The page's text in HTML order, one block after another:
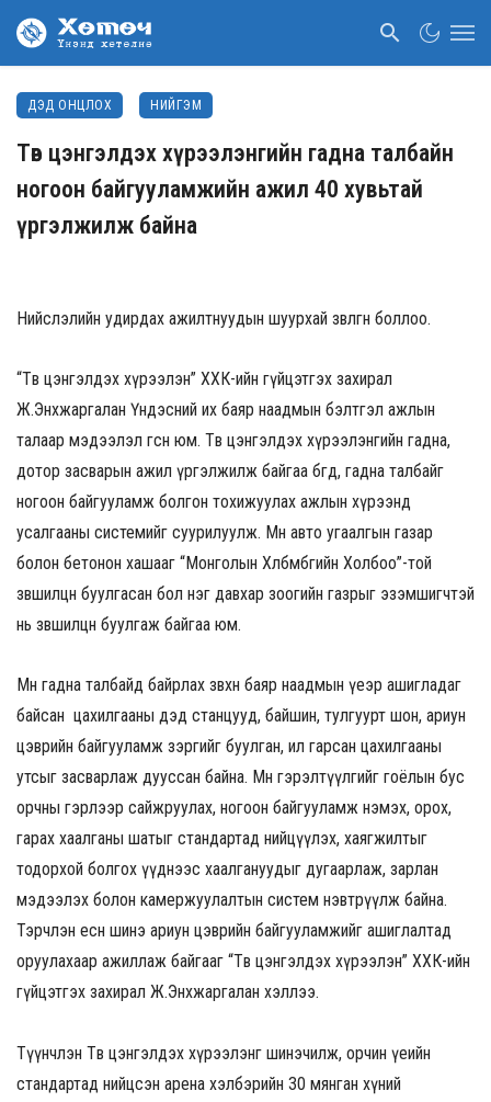
ДЭД ОНЦЛОХ НИЙГЭМ
Төв цэнгэлдэх хүрээлэнгийн гадна талбайн
ногоон байгууламжийн ажил 40 хувьтай
үргэлжилж байна
Нийслэлийн удирдах ажилтнуудын шуурхай зөвлөгөөн боллоо.
“Төв цэнгэлдэх хүрээлэн” ХХК-ийн гүйцэтгэх захирал
Ж.Энхжаргалан Үндэсний их баяр наадмын бэлтгэл ажлын
талаар мэдээлэл өгсөн юм. Төв цэнгэлдэх хүрээлэнгийн гадна,
дотор засварын ажил үргэлжилж байгаа бөгөөд, гадна талбайг
ногоон байгууламж болгон тохижуулах ажлын хүрээнд
усалгааны системийг суурилуулж. Мөн авто угаалгын газар
болон бетонон хашааг “Монголын Хөлбөмбөгийн Холбоо”-той
зөвшилцөн буулгасан бол нэг давхар зоогийн газрыг эзэмшигчтэй
нь зөвшилцөн буулгаж байгаа юм.
Мөн гадна талбайд байрлах зөвхөн баяр наадмын үеэр ашигладаг
байсан цахилгааны дэд станцууд, байшин, тулгуурт шон, ариун
цэврийн байгууламж зэргийг буулган, ил гарсан цахилгааны
утсыг засварлаж дууссан байна. Мөн гэрэлтүүлгийг гоёлын бус
орчны гэрлээр сайжруулах, ногоон байгууламж нэмэх, орох,
гарах хаалганы шатыг стандартад нийцүүлэх, хаягжилтыг
тодорхой болгох үүднээс хаалгануудыг дугаарлаж, зарлан
мэдээлэх болон камержуулалтын систем нэвтрүүлж байна.
Тэрчлэн есөн шинэ ариун цэврийн байгууламжийг ашиглалтад
оруулахаар ажиллаж байгааг “Төв цэнгэлдэх хүрээлэн” ХХК-ийн
гүйцэтгэх захирал Ж.Энхжаргалан хэллээ.
Түүнчлэн Төв цэнгэлдэх хүрээлэнг шинэчилж, орчин үеийн
стандартад нийцсэн арена хэлбэрийн 30 мянган хүний